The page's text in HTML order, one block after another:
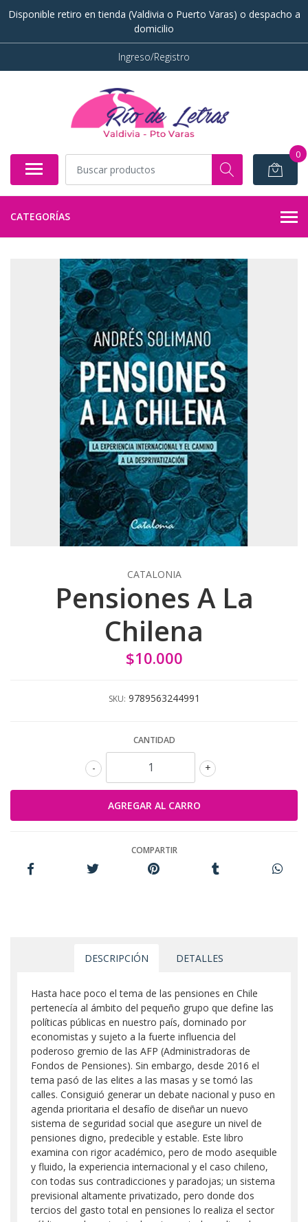
Disponible retiro en tienda (Valdivia o Puerto Varas) o despacho a
domicilio
Ingreso/Registro
0
CATEGORÍAS
CATALONIA
Pensiones A La
Chilena
$10.000
SKU: 9789563244991
CANTIDAD
+
-
COMPARTIR
DESCRIPCIÓN DETALLES
Hasta hace poco el tema de las pensiones en Chile
pertenecía al ámbito del pequeño grupo que define las
políticas públicas en nuestro país, dominado por
economistas y sujeto a la fuerte influencia del
poderoso gremio de las AFP (Administradoras de
Fondos de Pensiones). Sin embargo, desde 2016 el
tema pasó de las elites a las masas y se tomó las
calles. Consiguió generar un debate nacional y puso en
agenda prioritaria el desafío de diseñar un nuevo
sistema de seguridad social que asegure un nivel de
pensiones digno, predecible y estable. Este libro
examina con rigor académico, pero de modo asequible
y fluido, la experiencia internacional y el caso chileno,
con todas sus contradicciones y paradojas; un sistema
previsional altamente privatizado, pero donde dos
tercios del gasto total en pensiones lo realiza el sector